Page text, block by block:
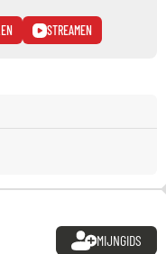
STREAMEN
MIJNGIDS